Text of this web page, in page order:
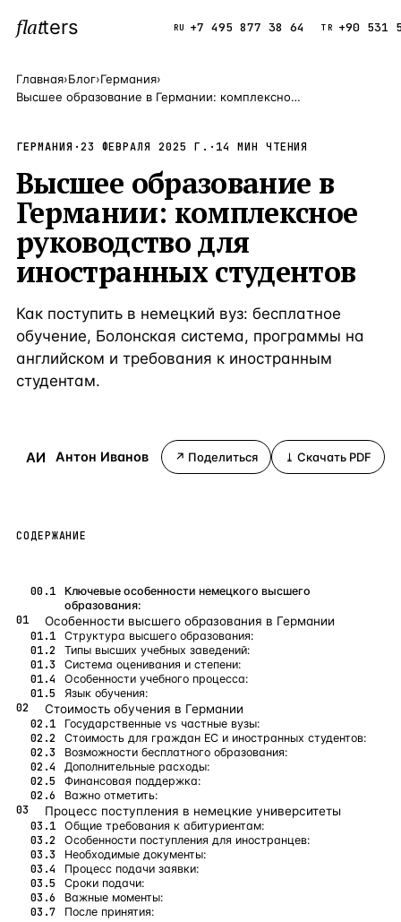
flatters RU +7 495 877 38 64 TR +90 531
Турция — Страна
Россия —Страна 8 554
Испания — Страна 5 430
Кипр —Страна
Таиланд —Страна 2 948
Греция — Страна 2 797
Сочи —Локация Россия · 3
Алания
Новороссийск —Локация Россия · 2
Анталия
Турция Россия Испания Кипр Таиланд
ВСЕ НАПРАВЛЕНИЯ →
Главная›Блог›Германия›
Высшее образование в Германии: комплексное руководство для иностранных студентов
ГЕРМАНИЯ ·23 ФЕВРАЛЯ 2025 Г. · 14 МИН ЧТЕНИЯ
Высшее образование в
Германии: комплексное
руководство для
иностранных студентов
Как поступить в немецкий вуз: бесплатное
обучение, Болонская система, программы на
английском и требования к иностранным
студентам.
АИ Антон Иванов ↗ Поделиться ⤓ Скачать PDF
СОДЕРЖАНИЕ
Ключевые особенности немецкого высшего
образования:
Особенности высшего образования в Германии
Структура высшего образования:
Типы высших учебных заведений:
Система оценивания и степени:
Особенности учебного процесса:
Язык обучения:
Стоимость обучения в Германии
Государственные vs частные вузы:
Стоимость для граждан ЕС и иностранных студентов:
Возможности бесплатного образования:
Дополнительные расходы:
Финансовая поддержка:
Важно отметить:
Процесс поступления в немецкие университеты
Общие требования к абитуриентам:
Особенности поступления для иностранцев:
Необходимые документы:
Процесс подачи заявки:
Сроки подачи:
Важные моменты:
После принятия: